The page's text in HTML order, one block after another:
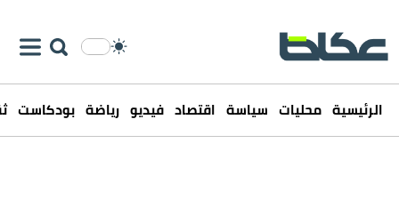
الرئيسية محليات سياسة اقتصاد فيديو رياضة بودكاست